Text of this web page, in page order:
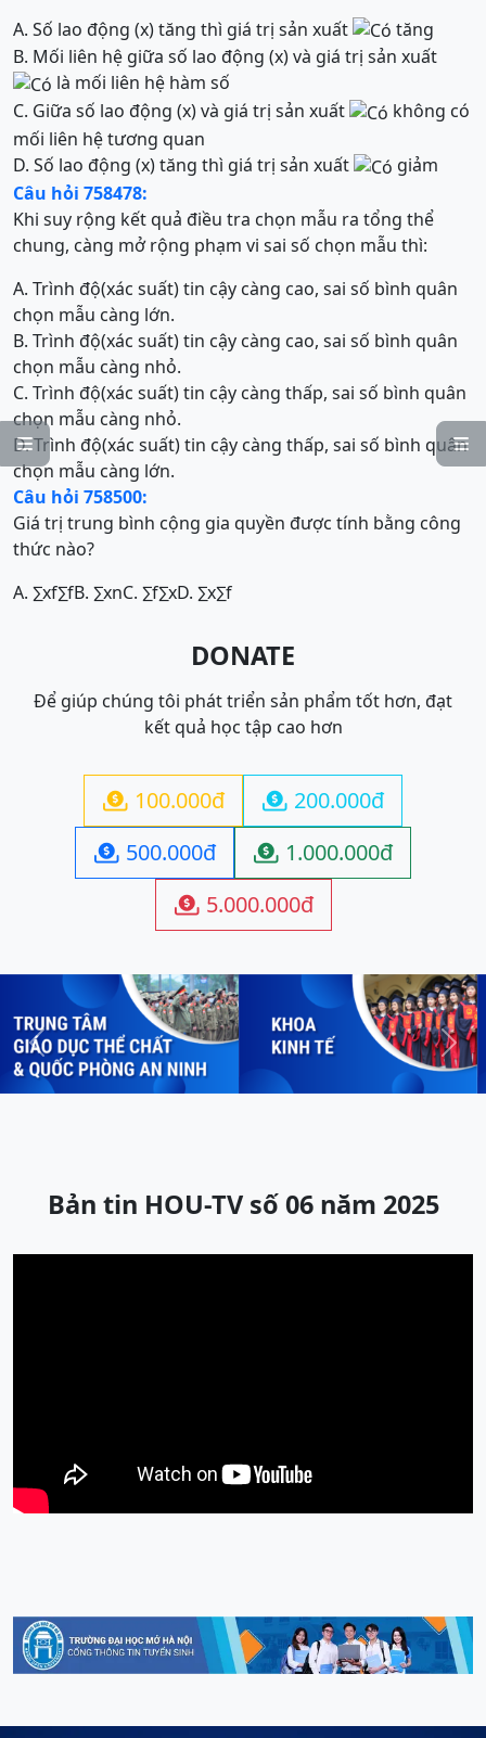


A. Số lao động (x) tăng thì giá trị sản xuất
tăng
B. Mối liên hệ giữa số lao động (x) và giá trị sản xuất
là mối liên hệ hàm số
C. Giữa số lao động (x) và giá trị sản xuất
không có
mối liên hệ tương quan
D. Số lao động (x) tăng thì giá trị sản xuất
giảm
Câu hỏi 758478:
Khi suy rộng kết quả điều tra chọn mẫu ra tổng thể
chung, càng mở rộng phạm vi sai số chọn mẫu thì:
A. Trình độ(xác suất) tin cậy càng cao, sai số bình quân
chọn mẫu càng lớn.
B. Trình độ(xác suất) tin cậy càng cao, sai số bình quân
chọn mẫu càng nhỏ.
C. Trình độ(xác suất) tin cậy càng thấp, sai số bình quân
chọn mẫu càng nhỏ.
D. Trình độ(xác suất) tin cậy càng thấp, sai số bình quân
chọn mẫu càng lớn.
Câu hỏi 758500:
Giá trị trung bình cộng gia quyền được tính bằng công
thức nào?
A. ∑xf∑fB. ∑xnC. ∑f∑xD. ∑x∑f
DONATE
Để giúp chúng tôi phát triển sản phẩm tốt hơn, đạt
kết quả học tập cao hơn
 100.000đ  200.000đ
 500.000đ  1.000.000đ
 5.000.000đ
Previous Next
Bản tin HOU-TV số 06 năm 2025